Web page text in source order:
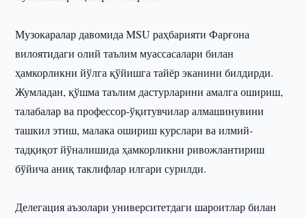
Музокаралар давомида MSU раҳбарияти Фарғона
вилоятидаги олий таълим муассасалари билан
ҳамкорликни йўлга қўйишга тайёр эканини билдирди.
Жумладан, қўшма таълим дастурларини амалга ошириш,
талабалар ва профессор-ўқитувчилар алмашинувини
ташкил этиш, малака ошириш курслари ва илмий-
тадқиқот йўналишида ҳамкорликни ривожлантириш
бўйича аниқ таклифлар илгари сурилди.
Делегация аъзолари университетдаги шароитлар билан